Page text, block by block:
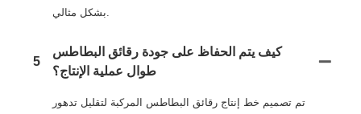
5
كيف يتم الحفاظ على جودة رقائق البطاطس
طوال عملية الإنتاج؟
تم تصميم خط إنتاج رقائق البطاطس المركبة لتقليل تدهور